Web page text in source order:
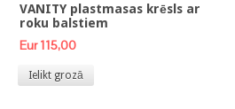
VANITY plastmasas krēsls ar
roku balstiem
Eur 115,00
Ielikt grozā